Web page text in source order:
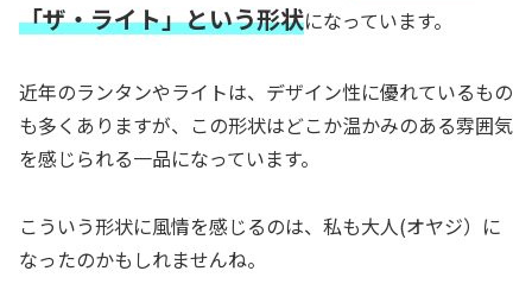
「ザ・ライト」という形状になっています。
近年のランタンやライトは、デザイン性に優れているもの
も多くありますが、この形状はどこか温かみのある雰囲気
を感じられる一品になっています。
こういう形状に風情を感じるのは、私も大人(オヤジ）に
なったのかもしれませんね。